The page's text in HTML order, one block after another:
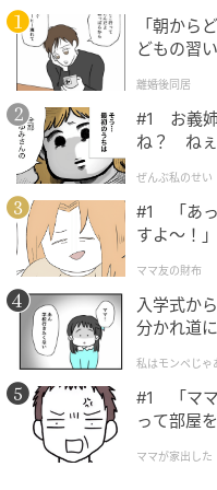
ゃがバター風ベルギー
5,000円プラン：ジ
「夢の大地」・北見生
も餅チーズ・カラマリ
6,000円プラン（1）
ブランド豚「夢の大地
タレ・チーズいも餅な
6,000円プラン（2
見生ダレハラミ・旭川
ター焼きおにぎりなど
7,500円プラン：サ
ダレ焼肉・殻付き帆立
全16品
最もリーズナブルな
すべて味わえます。
「朝から
どもの習
離婚後同居
#1 お義姉
ね？ ね
ぜんぶ私のせい
#1 「あっ
すよ〜！
ママ友の財布
入学式か
分かれ道
私はモンペじゃ
#1 「ママ
って部屋
ママが家出した